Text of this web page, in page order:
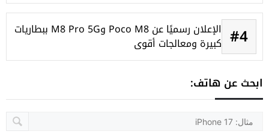
#4 الإعلان رسميًا عن Poco M8 وM8 Pro 5G ببطاريات
كبيرة ومعالجات أقوى
ابحث عن هاتف: